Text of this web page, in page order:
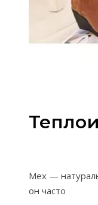
Мех —
он часто